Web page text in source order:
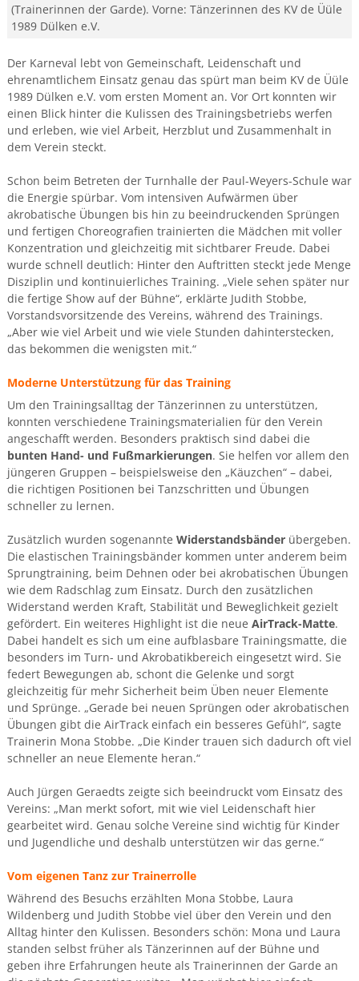
(Trainerinnen der Garde). Vorne: Tänzerinnen des KV de Üüle
1989 Dülken e.V.
Der Karneval lebt von Gemeinschaft, Leidenschaft und
ehrenamtlichem Einsatz genau das spürt man beim KV de Üüle
1989 Dülken e.V. vom ersten Moment an. Vor Ort konnten wir
einen Blick hinter die Kulissen des Trainingsbetriebs werfen
und erleben, wie viel Arbeit, Herzblut und Zusammenhalt in
dem Verein steckt.
Schon beim Betreten der Turnhalle der Paul-Weyers-Schule war
die Energie spürbar. Vom intensiven Aufwärmen über
akrobatische Übungen bis hin zu beeindruckenden Sprüngen
und fertigen Choreografien trainierten die Mädchen mit voller
Konzentration und gleichzeitig mit sichtbarer Freude. Dabei
wurde schnell deutlich: Hinter den Auftritten steckt jede Menge
Disziplin und kontinuierliches Training. „Viele sehen später nur
die fertige Show auf der Bühne“, erklärte Judith Stobbe,
Vorstandsvorsitzende des Vereins, während des Trainings.
„Aber wie viel Arbeit und wie viele Stunden dahinterstecken,
das bekommen die wenigsten mit.“
Moderne Unterstützung für das Training
Um den Trainingsalltag der Tänzerinnen zu unterstützen,
konnten verschiedene Trainingsmaterialien für den Verein
angeschafft werden. Besonders praktisch sind dabei die
bunten Hand- und Fußmarkierungen. Sie helfen vor allem den
jüngeren Gruppen – beispielsweise den „Käuzchen“ – dabei,
die richtigen Positionen bei Tanzschritten und Übungen
schneller zu lernen.
Zusätzlich wurden sogenannte Widerstandsbänderübergeben.
Die elastischen Trainingsbänder kommen unter anderem beim
Sprungtraining, beim Dehnen oder bei akrobatischen Übungen
wie dem Radschlag zum Einsatz. Durch den zusätzlichen
Widerstand werden Kraft, Stabilität und Beweglichkeit gezielt
gefördert. Ein weiteres Highlight ist die neue AirTrack-Matte.
Dabei handelt es sich um eine aufblasbare Trainingsmatte, die
besonders im Turn- und Akrobatikbereich eingesetzt wird. Sie
federt Bewegungen ab, schont die Gelenke und sorgt
gleichzeitig für mehr Sicherheit beim Üben neuer Elemente
und Sprünge. „Gerade bei neuen Sprüngen oder akrobatischen
Übungen gibt die AirTrack einfach ein besseres Gefühl“, sagte
Trainerin Mona Stobbe. „Die Kinder trauen sich dadurch oft viel
schneller an neue Elemente heran.“
Auch Jürgen Geraedts zeigte sich beeindruckt vom Einsatz des
Vereins: „Man merkt sofort, mit wie viel Leidenschaft hier
gearbeitet wird. Genau solche Vereine sind wichtig für Kinder
und Jugendliche und deshalb unterstützen wir das gerne.“
Vom eigenen Tanz zur Trainerrolle
Während des Besuchs erzählten Mona Stobbe, Laura
Wildenberg und Judith Stobbe viel über den Verein und den
Alltag hinter den Kulissen. Besonders schön: Mona und Laura
standen selbst früher als Tänzerinnen auf der Bühne und
geben ihre Erfahrungen heute als Trainerinnen der Garde an